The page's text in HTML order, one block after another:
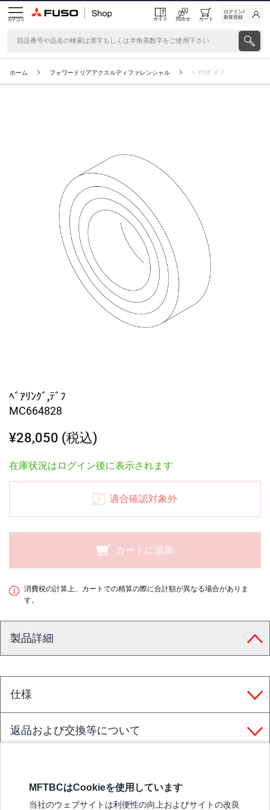
カテゴリ ガイド 問合せ カート
ログイン/
新規登録
ホーム フォワードリアアクスルディファレンシャル ﾍﾞｱﾘﾝｸﾞ,ﾃﾞﾌ
ﾍﾞｱﾘﾝｸﾞ,ﾃﾞﾌ
MC664828
¥28,050 (税込)
在庫状況はログイン後に表示されます
適合確認対象外
カートに追加
消費税の計算上、カートでの精算の際に合計額が異なる場合がありま
す。
製品詳細
仕様
返品および交換等について
MFTBCはCookieを使用しています
当社のウェブサイトは利便性の向上およびサイトの改良